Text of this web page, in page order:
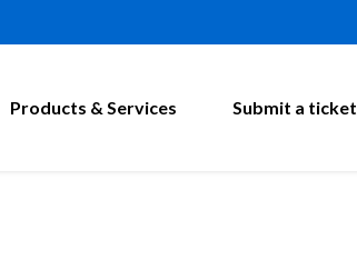
Products & Services Submit a ticket